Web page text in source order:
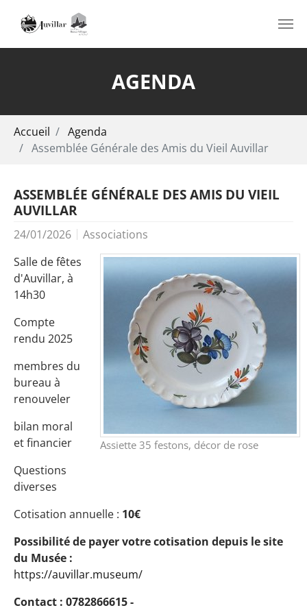
AGENDA
Accueil
Agenda
Assemblée Générale des Amis du Vieil Auvillar
ASSEMBLÉE GÉNÉRALE DES AMIS DU VIEIL
AUVILLAR
24/01/2026 Associations
Assiette 35 festons, décor de rose
Salle de fêtes
d'Auvillar, à
14h30
Compte
rendu 2025
membres du
bureau à
renouveler
bilan moral
et financier
Questions
diverses
Cotisation annuelle : 10€
Possibilité de payer votre cotisation depuis le site
du Musée :
https://auvillar.museum/
Contact : 0782866615 -